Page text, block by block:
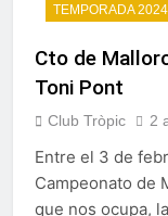
TEMPORADA 2024
Cto de
Toni Pont
Club Tròpic 2
Entre el 3 de
Campeonato de
que nos ocupa,